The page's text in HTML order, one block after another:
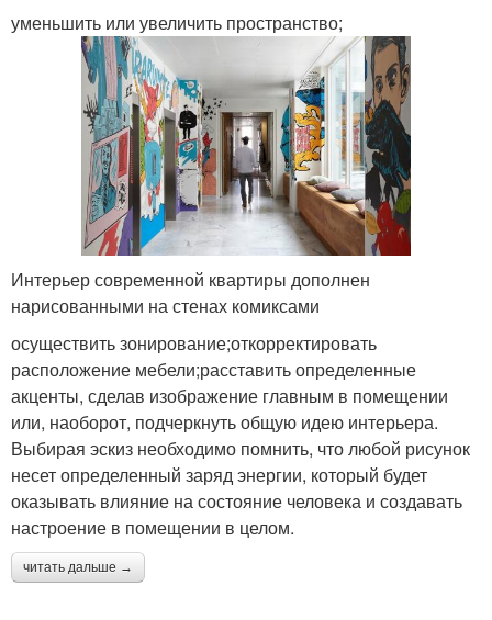
уменьшить или увеличить пространство;
Интерьер современной квартиры дополнен
нарисованными на стенах комиксами
осуществить зонирование;откорректировать
расположение мебели;расставить определенные
акценты, сделав изображение главным в помещении
или, наоборот, подчеркнуть общую идею интерьера.
Выбирая эскиз необходимо помнить, что любой рисунок
несет определенный заряд энергии, который будет
оказывать влияние на состояние человека и создавать
настроение в помещении в целом.
читать дальше →